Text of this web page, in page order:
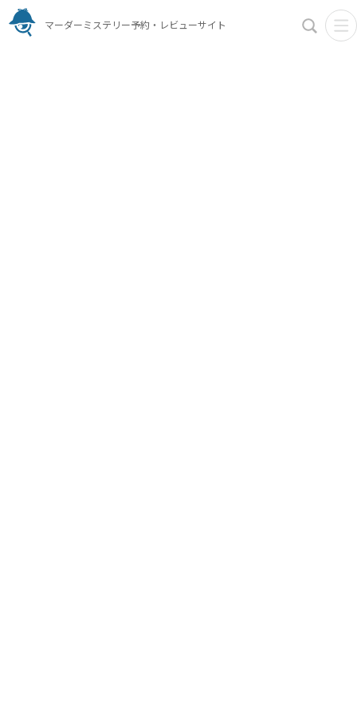
マーダーミステリー予約・レビューサイト